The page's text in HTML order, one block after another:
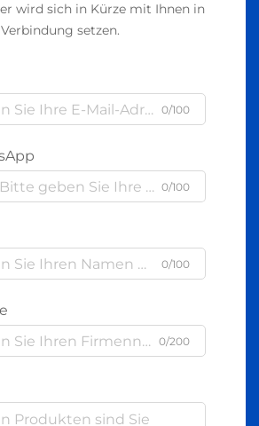
wird sich in Kürze mit Ihnen in
Verbindung setzen.
0/100
0/100
0/100
0/200